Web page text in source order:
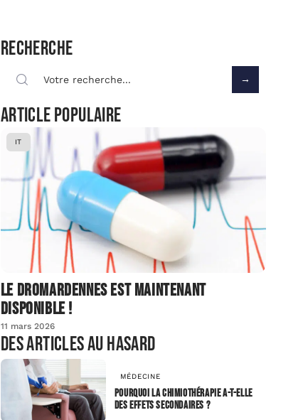
Recherche
Article populaire
IT
Le dromardennes est maintenant
disponible !
11 mars 2026
Des articles au hasard
MÉDECINE
Pourquoi la chimiothérapie a-t-elle
des effets secondaires ?